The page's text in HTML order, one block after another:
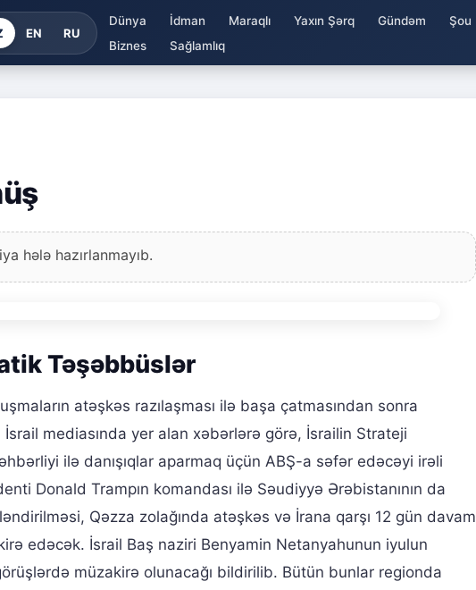
EN RU
Dünya İdman Maraqlı Yaxın Şərq Gündəm Şou
Biznes
Sağlamlıq
hələ hazırlanmayıb.
Təşəbbüslər
atəşkəs razılaşması ilə başa çatmasından sonra
mediasında yer alan xəbərlərə görə, İsrailin Strateji
ilə danışıqlar aparmaq üçün ABŞ-a səfər edəcəyi irəli
Donald Trampın komandası ilə Səudiyyə Ərəbistanının da
Qəzza zolağında atəşkəs və İrana qarşı 12 gün davam
edəcək. İsrail Baş naziri Benyamin Netanyahunun iyulun
müzakirə olunacağı bildirilib. Bütün bunlar regionda